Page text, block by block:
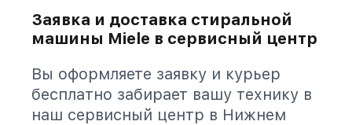
Заявка и доставка стиральной
машины Miele в сервисный центр
Вы оформляете заявку и курьер
бесплатно забирает вашу технику в
наш сервисный центр в Нижнем